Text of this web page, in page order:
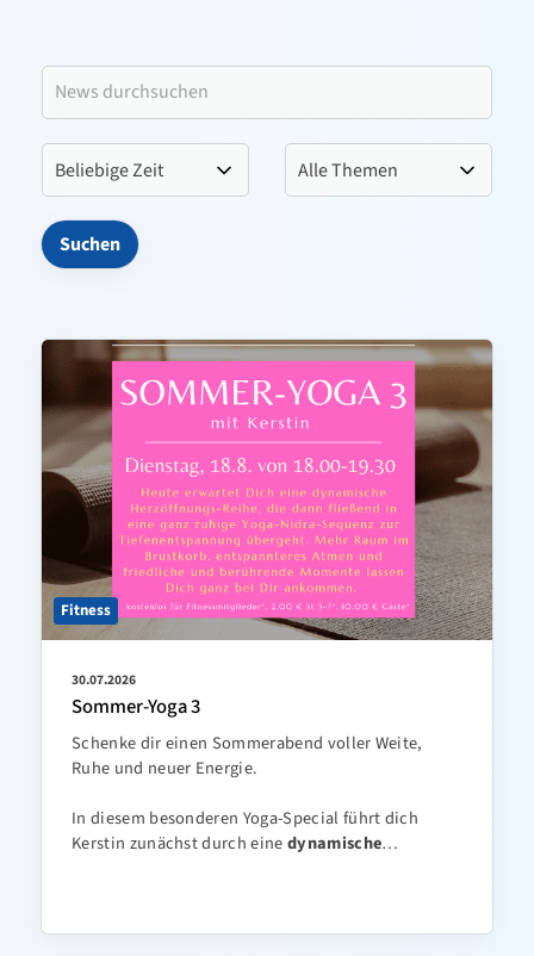
Fitness
30.07.2026
Sommer-Yoga 3
Schenke dir einen Sommerabend voller Weite,
Ruhe und neuer Energie.
In diesem besonderen Yoga-Special führt dich
Kerstin zunächst durch einedynamische…
Sportangebote
Kontakt